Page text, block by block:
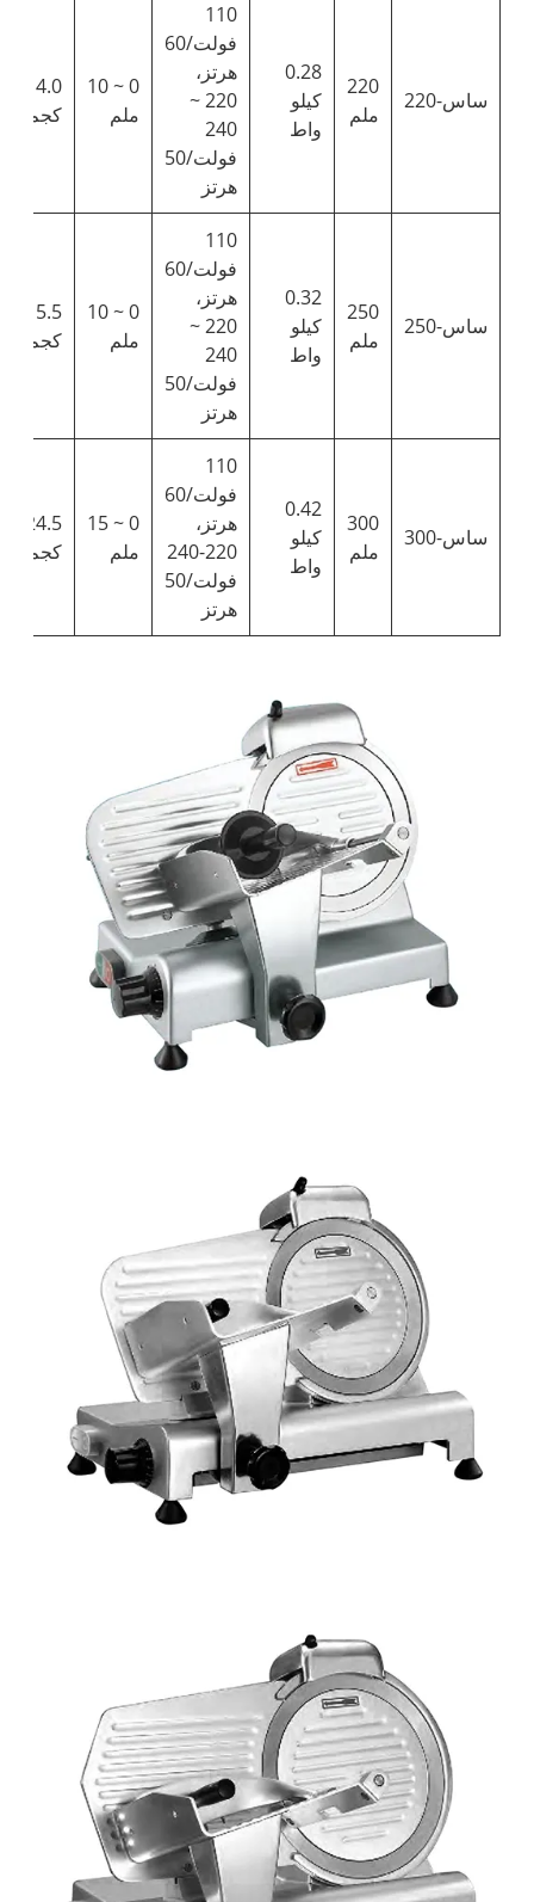
ساس-220
220
ملم
0.28
كيلو
واط
110
فولت/60
هرتز،
220 ~
240
فولت/50
هرتز
0 ~ 10
ملم
14.0
كجم
ساس-250
250
ملم
0.32
كيلو
واط
110
فولت/60
هرتز،
220 ~
240
فولت/50
هرتز
0 ~ 10
ملم
15.5
كجم
ساس-300
300
ملم
0.42
كيلو
واط
110
فولت/60
هرتز،
220-240
فولت/50
هرتز
0 ~ 15
ملم
24.5
كجم